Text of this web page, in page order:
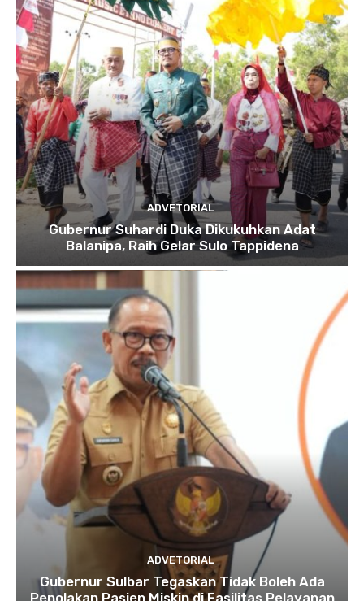
ADVETORIAL
Gubernur Suhardi Duka Dikukuhkan Adat
Balanipa, Raih Gelar Sulo Tappidena
ADVETORIAL
Gubernur Sulbar Tegaskan Tidak Boleh Ada